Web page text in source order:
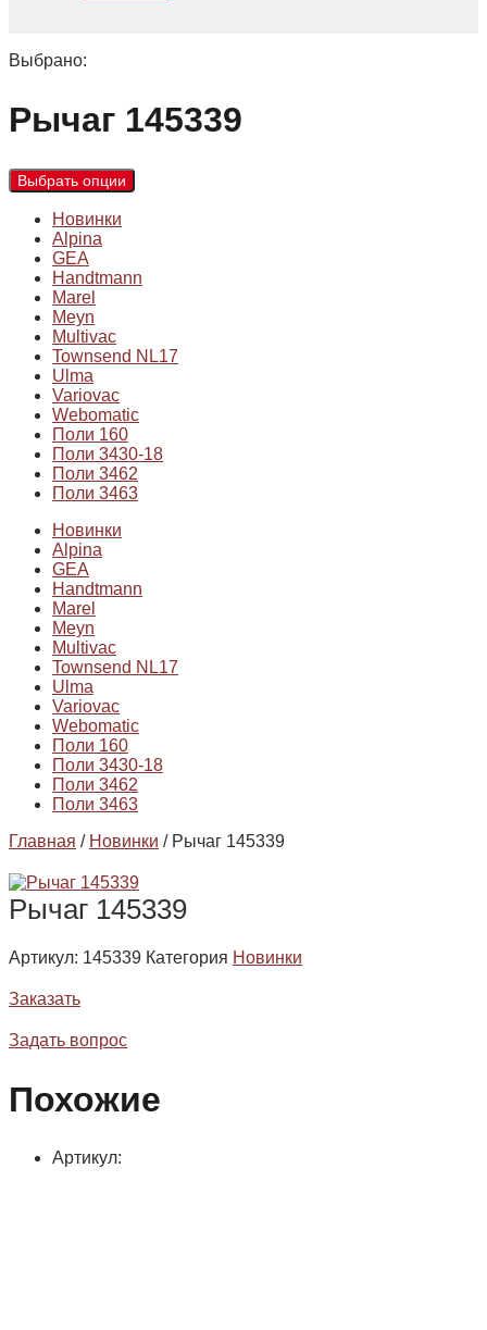
Выбрано:
Рычаг 145339
Выбрать опции
Новинки
Alpina
GEA
Handtmann
Marel
Meyn
Multivac
Townsend NL17
Ulma
Variovac
Webomatic
Поли 160
Поли 3430-18
Поли 3462
Поли 3463
Новинки
Alpina
GEA
Handtmann
Marel
Meyn
Multivac
Townsend NL17
Ulma
Variovac
Webomatic
Поли 160
Поли 3430-18
Поли 3462
Поли 3463
Главная / Новинки / Рычаг 145339
Рычаг 145339
Артикул: 145339 Категория Новинки
Заказать
Задать вопрос
Похожие
Артикул: